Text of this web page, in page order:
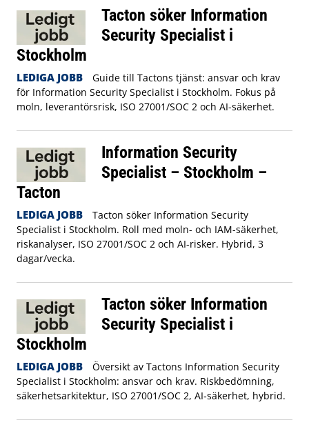
Tacton söker Information
Security Specialist i
Stockholm
LEDIGA JOBB
Guide till Tactons tjänst: ansvar och krav
för Information Security Specialist i Stockholm. Fokus på
moln, leverantörsrisk, ISO 27001/SOC 2 och AI-säkerhet.
Information Security
Specialist – Stockholm –
Tacton
LEDIGA JOBB
Tacton söker Information Security
Specialist i Stockholm. Roll med moln- och IAM-säkerhet,
riskanalyser, ISO 27001/SOC 2 och AI-risker. Hybrid, 3
dagar/vecka.
Tacton söker Information
Security Specialist i
Stockholm
LEDIGA JOBB
Översikt av Tactons Information Security
Specialist i Stockholm: ansvar och krav. Riskbedömning,
säkerhetsarkitektur, ISO 27001/SOC 2, AI‑säkerhet, hybrid.